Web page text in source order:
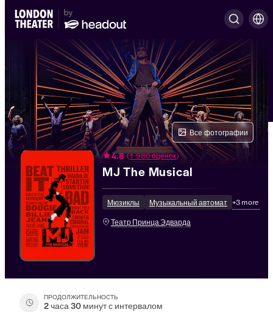
4.8 (1 980 оценок)
MJ The Musical
Мюзиклы Музыкальный автомат +3more
Театр Принца Эдварда
Все фотографии
ПРОДОЛЖИТЕЛЬНОСТЬ
2 часа 30 минут с интервалом